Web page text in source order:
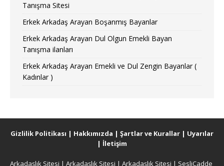
Tanışma Sitesi
Erkek Arkadaş Arayan Boşanmış Bayanlar
Erkek Arkadaş Arayan Dul Olgun Emekli Bayan
Tanışma ilanları
Erkek Arkadaş Arayan Emekli ve Dul Zengin Bayanlar (
Kadınlar )
Gizlilik Politikası | Hakkımızda | Şartlar ve Kurallar | Uyarılar
| İletişim
Arkadaşlık Sitesi | Arkadaşlık Sitesi | Arkadaşlık Sitesi | SesliCadde